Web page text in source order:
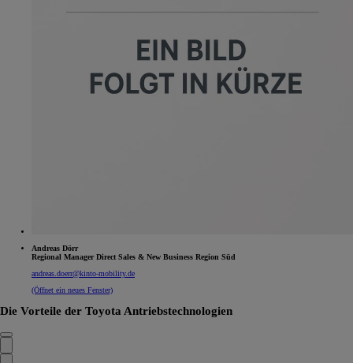
Andreas Dörr
Regional Manager Direct Sales & New Business Region Süd
andreas.doerr@kinto-mobility.de
(Öffnet ein neues Fenster)
Die Vorteile der Toyota Antriebstechnologien